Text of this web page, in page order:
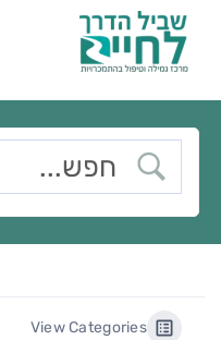
View Categories